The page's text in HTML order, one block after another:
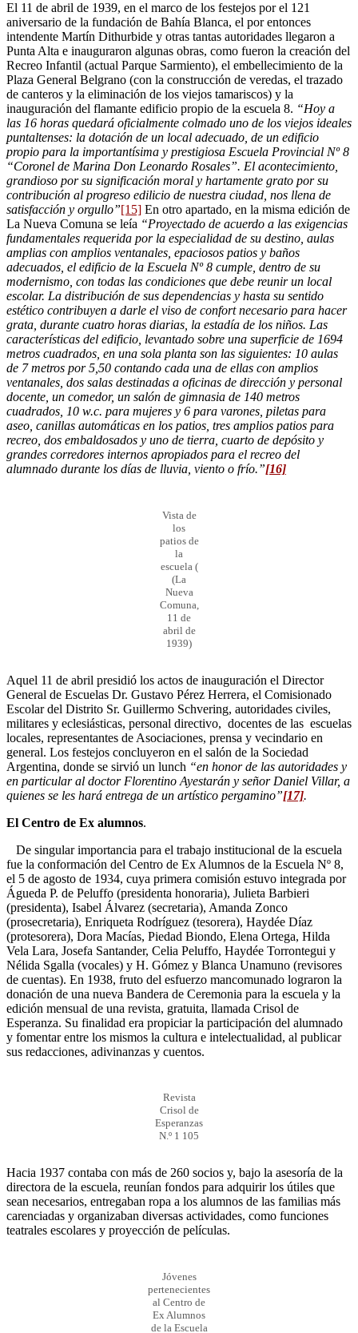
El 11 de abril de 1939, en el marco de los festejos por el 121
aniversario de la fundación de Bahía Blanca, el por entonces
intendente Martín Dithurbide y otras tantas autoridades llegaron a
Punta Alta e inauguraron algunas obras, como fueron la creación del
Recreo Infantil (actual Parque Sarmiento), el embellecimiento de la
Plaza General Belgrano (con la construcción de veredas, el trazado
de canteros y la eliminación de los viejos tamariscos) y la
inauguración del flamante edificio propio de la escuela 8. “Hoy a
las 16 horas quedará oficialmente colmado uno de los viejos ideales
puntaltenses: la dotación de un local adecuado, de un edificio
propio para la importantísima y prestigiosa Escuela Provincial Nº 8
“Coronel de Marina Don Leonardo Rosales”. El acontecimiento,
grandioso por su significación moral y hartamente grato por su
contribución al progreso edilicio de nuestra ciudad, nos llena de
satisfacción y orgullo”[15] En otro apartado, en la misma edición de
La Nueva Comuna se leía “Proyectado de acuerdo a las exigencias
fundamentales requerida por la especialidad de su destino, aulas
amplias con amplios ventanales, epaciosos patios y baños
adecuados, el edificio de la Escuela Nº 8 cumple, dentro de su
modernismo, con todas las condiciones que debe reunir un local
escolar. La distribución de sus dependencias y hasta su sentido
estético contribuyen a darle el viso de confort necesario para hacer
grata, durante cuatro horas diarias, la estadía de los niños. Las
características del edificio, levantado sobre una superficie de 1694
metros cuadrados, en una sola planta son las siguientes: 10 aulas
de 7 metros por 5,50 contando cada una de ellas con amplios
ventanales, dos salas destinadas a oficinas de dirección y personal
docente, un comedor, un salón de gimnasia de 140 metros
cuadrados, 10 w.c. para mujeres y 6 para varones, piletas para
aseo, canillas automáticas en los patios, tres amplios patios para
recreo, dos embaldosados y uno de tierra, cuarto de depósito y
grandes corredores internos apropiados para el recreo del
alumnado durante los días de lluvia, viento o frío.”[16]
Vista de
los
patios de
la
escuela (
(La
Nueva
Comuna,
11 de
abril de
1939)
Aquel 11 de abril presidió los actos de inauguración el Director
General de Escuelas Dr. Gustavo Pérez Herrera, el Comisionado
Escolar del Distrito Sr. Guillermo Schvering, autoridades civiles,
militares y eclesiásticas, personal directivo, docentes de las escuelas
locales, representantes de Asociaciones, prensa y vecindario en
general. Los festejos concluyeron en el salón de la Sociedad
Argentina, donde se sirvió un lunch “en honor de las autoridades y
en particular al doctor Florentino Ayestarán y señor Daniel Villar, a
quienes se les hará entrega de un artístico pergamino”[17].
El Centro de Ex alumnos.
De singular importancia para el trabajo institucional de la escuela
fue la conformación del Centro de Ex Alumnos de la Escuela Nº 8,
el 5 de agosto de 1934, cuya primera comisión estuvo integrada por
Águeda P. de Peluffo (presidenta honoraria), Julieta Barbieri
(presidenta), Isabel Álvarez (secretaria), Amanda Zonco
(prosecretaria), Enriqueta Rodríguez (tesorera), Haydée Díaz
(protesorera), Dora Macías, Piedad Biondo, Elena Ortega, Hilda
Vela Lara, Josefa Santander, Celia Peluffo, Haydée Torrontegui y
Nélida Sgalla (vocales) y H. Gómez y Blanca Unamuno (revisores
de cuentas). En 1938, fruto del esfuerzo mancomunado lograron la
donación de una nueva Bandera de Ceremonia para la escuela y la
edición mensual de una revista, gratuita, llamada Crisol de
Esperanza. Su finalidad era propiciar la participación del alumnado
y fomentar entre los mismos la cultura e intelectualidad, al publicar
sus redacciones, adivinanzas y cuentos.
Revista
Crisol de
Esperanzas
N.º 1 105
Hacia 1937 contaba con más de 260 socios y, bajo la asesoría de la
directora de la escuela, reunían fondos para adquirir los útiles que
sean necesarios, entregaban ropa a los alumnos de las familias más
carenciadas y organizaban diversas actividades, como funciones
teatrales escolares y proyección de películas.
Jóvenes
pertenecientes
al Centro de
Ex Alumnos
de la Escuela